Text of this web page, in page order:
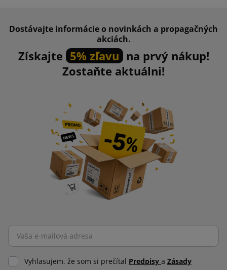
Dostávajte informácie o novinkách a propagačných
akciách.
Získajte 5% zľavu na prvý nákup!
Zostaňte aktuálni!
Vyhlasujem, že som si prečítal Predpisy a Zásady